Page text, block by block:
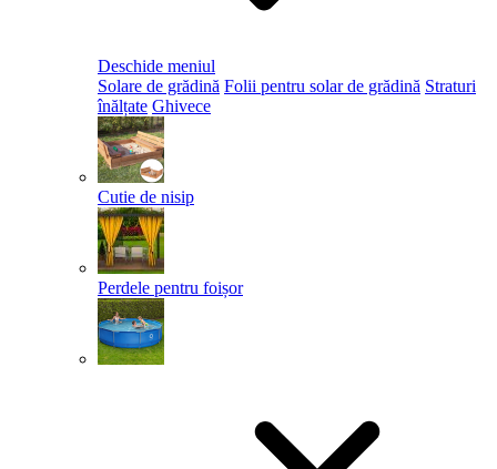
Deschide meniul
Solare de grădină Folii pentru solar de grădină Straturi
înălțate Ghivece
Cutie de nisip
Perdele pentru foișor